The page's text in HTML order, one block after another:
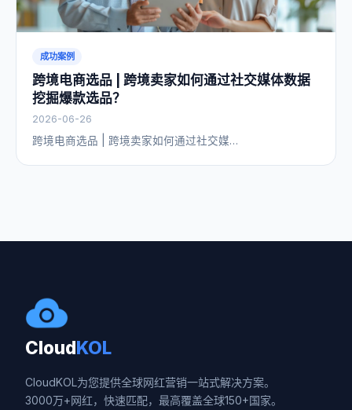
成功案例
跨境电商选品 | 跨境卖家如何通过社交媒体数据
挖掘爆款选品？
2026-06-26
跨境电商选品 | 跨境卖家如何通过社交媒…
CloudKOL
CloudKOL为您提供全球网红营销一站式解决方案。
3000万+网红，快速匹配，最高覆盖全球150+国家。